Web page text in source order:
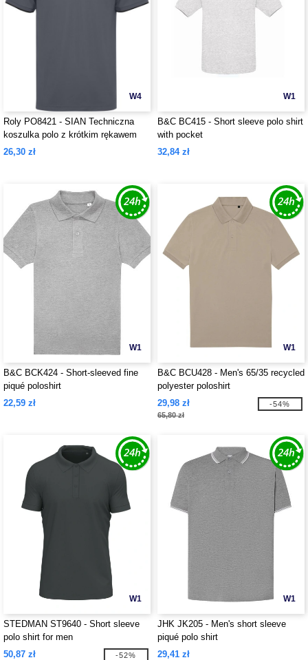
W4
Roly PO8421 - SIAN Techniczna
koszulka polo z krótkim rękawem
uniseks
26,30 zł
W1
B&C BC415 - Short sleeve polo shirt
with pocket
32,84 zł
W1
B&C BCK424 - Short-sleeved fine
piqué poloshirt
22,59 zł
W1
B&C BCU428 - Men's 65/35 recycled
polyester poloshirt
29,98 zł
65,80 zł
-54%
W1
STEDMAN ST9640 - Short sleeve
polo shirt for men
50,87 zł
-52%
W1
JHK JK205 - Men's short sleeve
piqué polo shirt
29,41 zł